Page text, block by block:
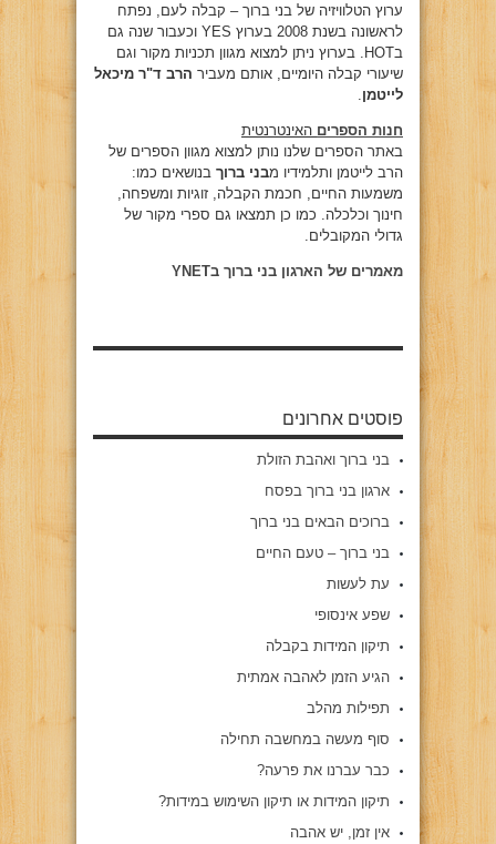
ערוץ הטלוויזיה של בני ברוך – קבלה לעם, נפתח
לראשונה בשנת 2008 בערוץ YES וכעבור שנה גם
בHOT. בערוץ ניתן למצוא מגוון תכניות מקור וגם
שיעורי קבלה היומיים, אותם מעביר הרב ד"ר מיכאל
לייטמן.
חנות הספרים האינטרנטית
באתר הספרים שלנו נותן למצוא מגוון הספרים של
הרב לייטמן ותלמידיו מבני ברוך בנושאים כמו:
משמעות החיים, חכמת הקבלה, זוגיות ומשפחה,
חינוך וכלכלה. כמו כן תמצאו גם ספרי מקור של
גדולי המקובלים.
מאמרים של הארגון בני ברוך בYNET
פוסטים אחרונים
בני ברוך ואהבת הזולת
ארגון בני ברוך בפסח
ברוכים הבאים בני ברוך
בני ברוך – טעם החיים
עת לעשות
שפע אינסופי
תיקון המידות בקבלה
הגיע הזמן לאהבה אמתית
תפילות מהלב
סוף מעשה במחשבה תחילה
כבר עברנו את פרעה?
תיקון המידות או תיקון השימוש במידות?
אין זמן, יש אהבה